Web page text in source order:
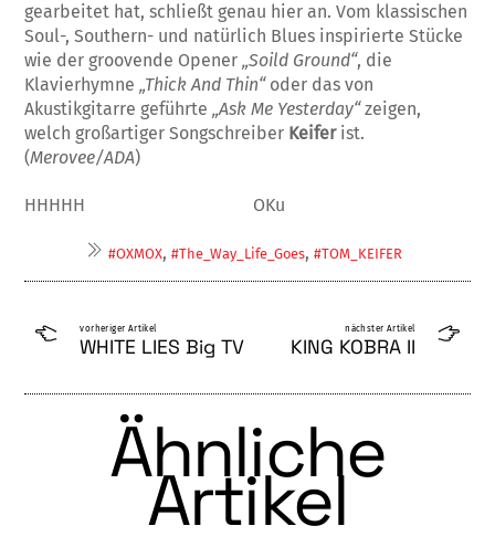
gearbeitet hat, schließt genau hier an. Vom klassischen
Soul-, South­ern- und natürlich Blues inspirierte Stü­cke
wie der groovende Opener„Soild Ground“, die
Klavierhymne„Thick And Thin“oder das von
Akustikgitarre geführte„Ask Me Yesterday“zeigen,
welch großartiger Songschreiber Kei­ferist.
(Merovee/ADA)
HHHHH OKu
#OXMOX, #The_Way_Life_Goes, #TOM_KEIFER
vorheriger Artikel
WHITE LIES Big TV
nächster Artikel
KING KOBRA II
Ähnliche
Artikel